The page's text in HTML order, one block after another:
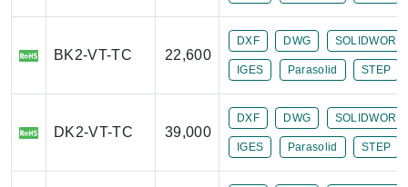
BK2-VT-TC 22,600
DXF DWG
IGES Parasolid STEP
DK2-VT-TC 39,000
DXF DWG
IGES Parasolid STEP